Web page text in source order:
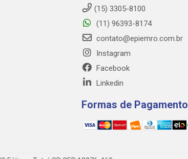
(15) 3305-8100
(11) 96393-8174
contato@epiemro.com.br
Instagram
Facebook
Linkedin
Formas de Pagamento